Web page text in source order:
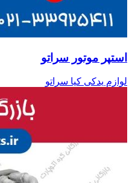
استپر موتور سراتو
لوازم یدکی کیا سراتو